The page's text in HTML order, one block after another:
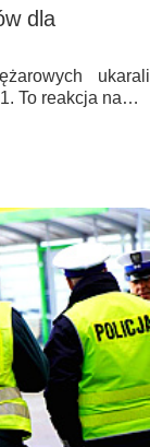
dla
ukarali
To reakcja na…